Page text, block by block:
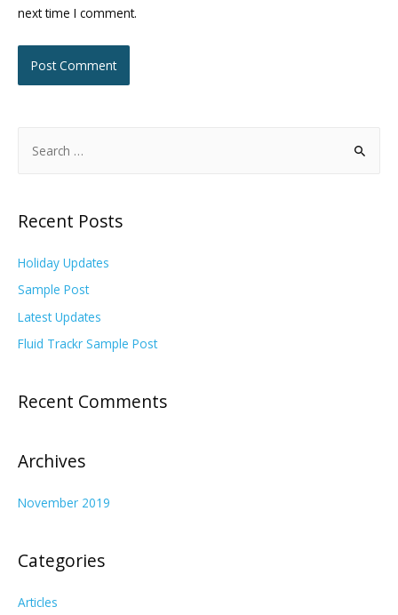
next time I comment.
Recent Posts
Holiday Updates
Sample Post
Latest Updates
Fluid Trackr Sample Post
Recent Comments
Archives
November 2019
Categories
Articles